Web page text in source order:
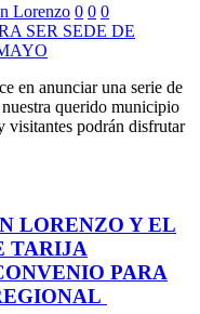
Lorenzo 0 0 0
en anunciar una serie de
querido municipio
visitantes podrán disfrutar
LORENZO Y EL
TARIJA
PARA